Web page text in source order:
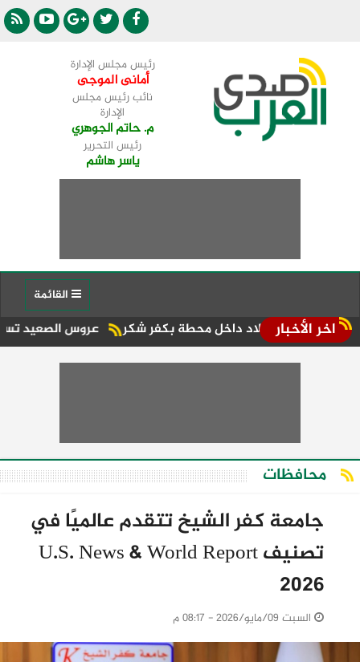
رئيس مجلس الإدارة
أمانى الموجى
نائب رئيس مجلس
الإدارة
م. حاتم الجوهري
رئيس التحرير
ياسر هاشم
اخر الأخبار عروس الصعيد تستضيف أول ميلاد داخل محطة بكفر شكر
محافظات
جامعة كفر الشيخ تتقدم عالميًا في
تصنيف U.S. News & World Report
2026
السبت 09/مايو/2026 - 08:17 م